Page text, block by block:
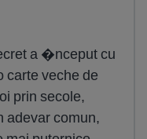
a �nceput cu
veche de
prin secole,
comun,